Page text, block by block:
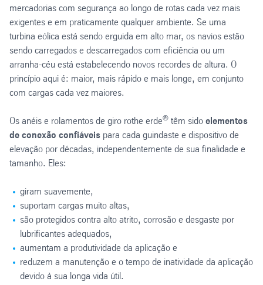
mercadorias com segurança ao longo de rotas cada vez mais
exigentes e em praticamente qualquer ambiente. Se uma
turbina eólica está sendo erguida em alto mar, os navios estão
sendo carregados e descarregados com eficiência ou um
arranha-céu está estabelecendo novos recordes de altura. O
princípio aqui é: maior, mais rápido e mais longe, em conjunto
com cargas cada vez maiores.
Os anéis e rolamentos de giro rothe erde® têm sido elementos
de conexão confiáveis para cada guindaste e dispositivo de
elevação por décadas, independentemente de sua finalidade e
tamanho. Eles:
giram suavemente,
suportam cargas muito altas,
são protegidos contra alto atrito, corrosão e desgaste por
lubrificantes adequados,
aumentam a produtividade da aplicação e
reduzem a manutenção e o tempo de inatividade da aplicação
devido à sua longa vida útil.